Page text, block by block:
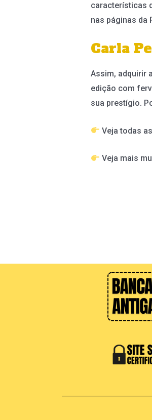
características
nas páginas da
Carla
Assim, adquirir
edição com
sua prestígio.
Veja todas
Veja mais